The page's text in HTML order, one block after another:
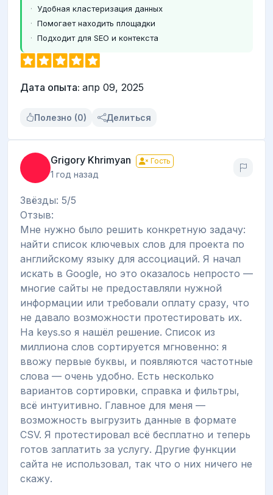
Удобная кластеризация данных
Помогает находить площадки
Подходит для SEO и контекста
Дата опыта: апр 09, 2025
Полезно (0) Делиться
Grigory Khrimyan Гость
1 год назад
Звёзды: 5/5
Отзыв:
Мне нужно было решить конкретную задачу:
найти список ключевых слов для проекта по
английскому языку для ассоциаций. Я начал
искать в Google, но это оказалось непросто —
многие сайты не предоставляли нужной
информации или требовали оплату сразу, что
не давало возможности протестировать их.
На keys.so я нашёл решение. Список из
миллиона слов сортируется мгновенно: я
ввожу первые буквы, и появляются частотные
слова — очень удобно. Есть несколько
вариантов сортировки, справка и фильтры,
всё интуитивно. Главное для меня —
возможность выгрузить данные в формате
CSV. Я протестировал всё бесплатно и теперь
готов заплатить за услугу. Другие функции
сайта не использовал, так что о них ничего не
скажу.